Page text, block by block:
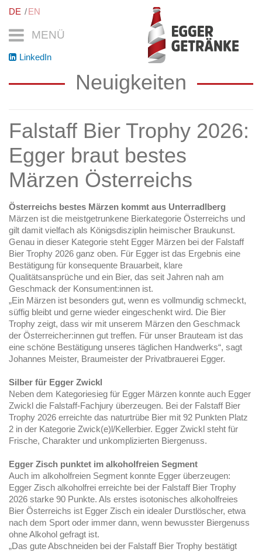
MENÜ
DE EN
LinkedIn
Neuigkeiten
Falstaff Bier Trophy 2026:
Egger braut bestes
Märzen Österreichs
Österreichs bestes Märzen kommt aus Unterradlberg
Märzen ist die meistgetrunkene Bierkategorie Österreichs und
gilt damit vielfach als Königsdisziplin heimischer Braukunst.
Genau in dieser Kategorie steht Egger Märzen bei der Falstaff
Bier Trophy 2026 ganz oben. Für Egger ist das Ergebnis eine
Bestätigung für konsequente Brauarbeit, klare
Qualitätsansprüche und ein Bier, das seit Jahren nah am
Geschmack der Konsument:innen ist.
„Ein Märzen ist besonders gut, wenn es vollmundig schmeckt,
süffig bleibt und gerne wieder eingeschenkt wird. Die Bier
Trophy zeigt, dass wir mit unserem Märzen den Geschmack
der Österreicher:innen gut treffen. Für unser Brauteam ist das
eine schöne Bestätigung unseres täglichen Handwerks“, sagt
Johannes Meister, Braumeister der Privatbrauerei Egger.
Silber für Egger Zwickl
Neben dem Kategoriesieg für Egger Märzen konnte auch Egger
Zwickl die Falstaff-Fachjury überzeugen. Bei der Falstaff Bier
Trophy 2026 erreichte das naturtrübe Bier mit 92 Punkten Platz
2 in der Kategorie Zwick(e)l/Kellerbier. Egger Zwickl steht für
Frische, Charakter und unkomplizierten Biergenuss.
Egger Zisch punktet im alkoholfreien Segment
Auch im alkoholfreien Segment konnte Egger überzeugen:
Egger Zisch alkoholfrei erreichte bei der Falstaff Bier Trophy
2026 starke 90 Punkte. Als erstes isotonisches alkoholfreies
Bier Österreichs ist Egger Zisch ein idealer Durstlöscher, etwa
nach dem Sport oder immer dann, wenn bewusster Biergenuss
ohne Alkohol gefragt ist.
„Das gute Abschneiden bei der Falstaff Bier Trophy bestätigt